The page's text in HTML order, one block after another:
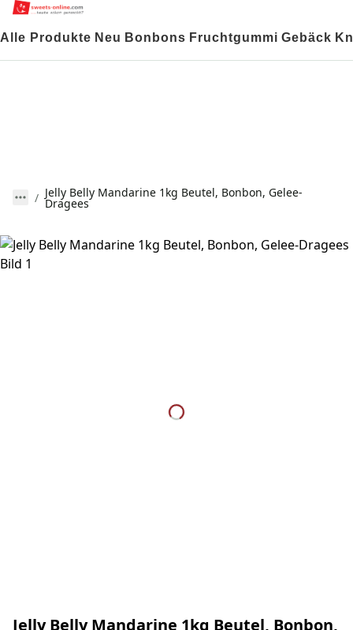
Alle Produkte Neu Bonbons Fruchtgummi Gebäck
Jelly Belly Mandarine 1kg Beutel, Bonbon, Gelee-
Dragees
Jelly Belly Mandarine 1kg Beutel, Bonbon,